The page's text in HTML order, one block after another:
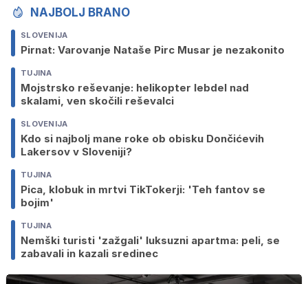
NAJBOLJ BRANO
SLOVENIJA
Pirnat: Varovanje Nataše Pirc Musar je nezakonito
TUJINA
Mojstrsko reševanje: helikopter lebdel nad
skalami, ven skočili reševalci
SLOVENIJA
Kdo si najbolj mane roke ob obisku Dončićevih
Lakersov v Sloveniji?
TUJINA
Pica, klobuk in mrtvi TikTokerji: 'Teh fantov se
bojim'
TUJINA
Nemški turisti 'zažgali' luksuzni apartma: peli, se
zabavali in kazali sredinec